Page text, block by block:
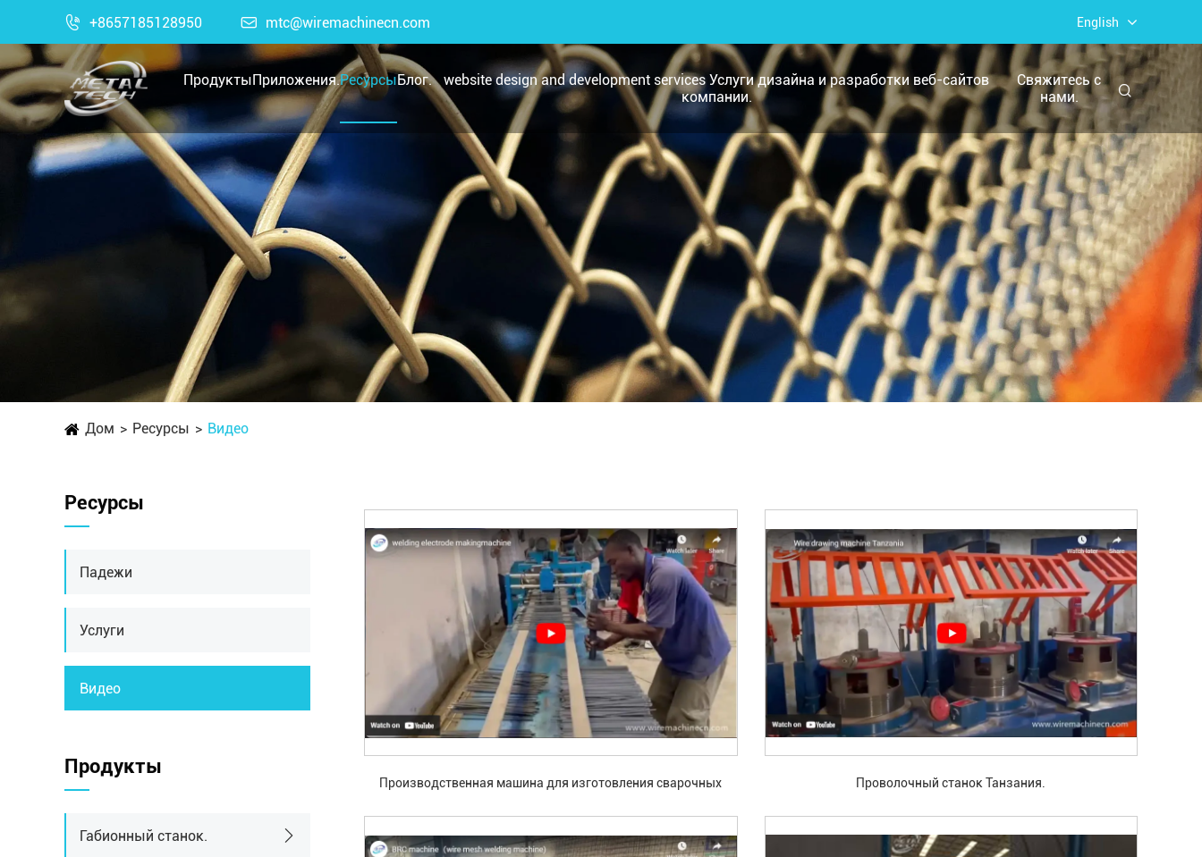
 +8657185128950  mtc@wiremachinecn.com English
ПродуктыПриложения.РесурсыБлог.
website design and development services Услуги дизайна и разработки веб-сайтов
компании.
Свяжитесь с
нами.
Дом Ресурсы Видео
Ресурсы
Падежи
Услуги
Видео
Продукты
Габионный станок.
Производственная машина для изготовления сварочных
Проволочный станок Танзания.